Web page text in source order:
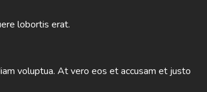
lobortis erat.
voluptua. At vero eos et accusam et justo